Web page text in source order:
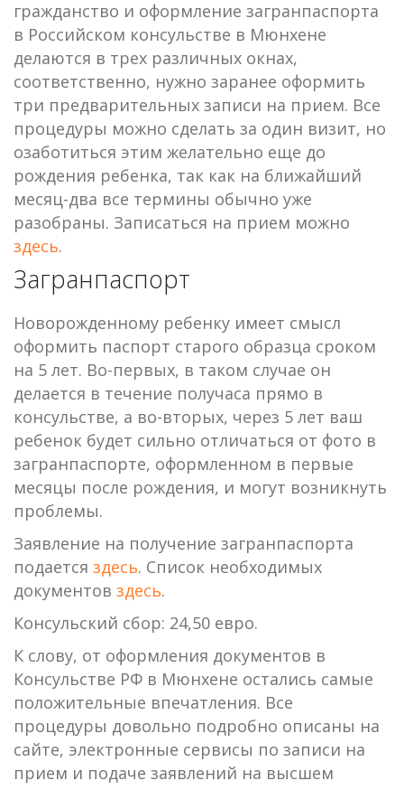
гражданство и оформление загранпаспорта
в Российском консульстве в Мюнхене
делаются в трех различных окнах,
соответственно, нужно заранее оформить
три предварительных записи на прием. Все
процедуры можно сделать за один визит, но
озаботиться этим желательно еще до
рождения ребенка, так как на ближайший
месяц-два все термины обычно уже
разобраны. Записаться на прием можно
здесь.
Загранпаспорт
Новорожденному ребенку имеет смысл
оформить паспорт старого образца сроком
на 5 лет. Во-первых, в таком случае он
делается в течение получаса прямо в
консульстве, а во-вторых, через 5 лет ваш
ребенок будет сильно отличаться от фото в
загранпаспорте, оформленном в первые
месяцы после рождения, и могут возникнуть
проблемы.
Заявление на получение загранпаспорта
подается здесь. Список необходимых
документов здесь.
Консульский сбор: 24,50 евро.
К слову, от оформления документов в
Консульстве РФ в Мюнхене остались самые
положительные впечатления. Все
процедуры довольно подробно описаны на
сайте, электронные сервисы по записи на
прием и подаче заявлений на высшем